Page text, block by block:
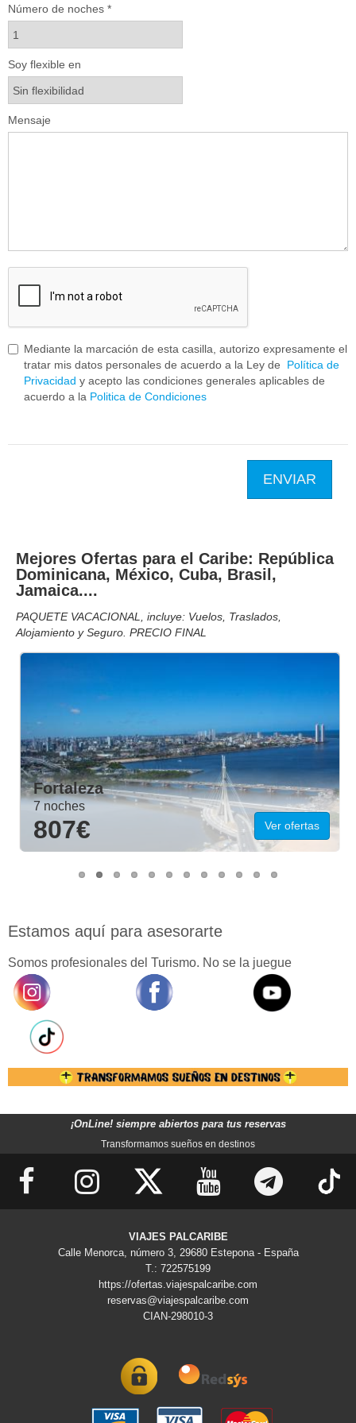
Número de noches *
Soy flexible en
Mensaje
Mediante la marcación de esta casilla, autorizo expresamente el
tratar mis datos personales de acuerdo a la Ley de Política de
Privacidad y acepto las condiciones generales aplicables de
acuerdo a la Politica de Condiciones
ENVIAR
Mejores Ofertas para el Caribe: República
Dominicana, México, Cuba, Brasil,
Jamaica....
PAQUETE VACACIONAL, incluye: Vuelos, Traslados,
Alojamiento y Seguro. PRECIO FINAL
Fortaleza
7 noches
807€ Ver ofertas
Estamos aquí para asesorarte
Somos profesionales del Turismo. No se la juegue
¡OnLine! siempre abiertos para tus reservas
Transformamos sueños en destinos
VIAJES PALCARIBE
Calle Menorca, número 3, 29680 Estepona - España
T.: 722575199
https://ofertas.viajespalcaribe.com
reservas@viajespalcaribe.com
CIAN-298010-3